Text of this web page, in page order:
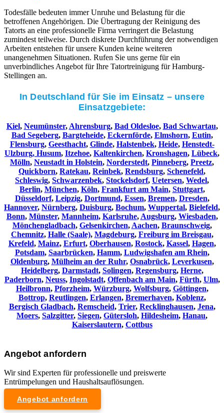
Todesfälle bedeuten immer Unruhe und Belastung für die
betroffenen Angehörigen. Die Übertragung der Reinigung des
Tatorts an eine professionelle Firma verringert die Belastung
zumindest teilweise. Durch diskrete Durchführung der notwendigen
Arbeiten entstehen für unsere Kunden keine weiteren
unangenehmen Situationen. Rufen Sie uns gerne für ein
unverbindliches Angebot für Ihre Tatortreinigung für Hamburg-
Stellingen an.
In Deutschland für Sie im Einsatz – unsere
Einsatzgebiete:
Kiel, Neumünster, Ahrensburg, Bad Oldesloe, Bad Schwartau,
Bad Segeberg, Bargteheide, Eckernförde, Elmshorn, Eutin,
Flensburg, Geesthacht, Glinde, Halstenbek, Heide, Henstedt-
Ulzburg, Husum, Itzehoe, Kaltenkirchen, Kronshagen, Lübeck,
Mölln, Neustadt in Holstein, Norderstedt, Pinneberg, Preetz,
Quickborn, Ratekau, Reinbek, Rendsburg, Schenefeld,
Schleswig, Schwarzenbek, Stockelsdorf, Uetersen, Wedel,
Berlin, München, Köln, Frankfurt am Main, Stuttgart,
Düsseldorf, Leipzig, Dortmund, Essen, Bremen, Dresden,
Hannover, Nürnberg, Duisburg, Bochum, Wuppertal, Bielefeld,
Bonn, Münster, Mannheim, Karlsruhe, Augsburg, Wiesbaden,
Mönchengladbach, Gelsenkirchen, Aachen, Braunschweig,
Chemnitz⁠, Halle (Saale), Magdeburg, Freiburg im Breisgau,
Krefeld, Mainz, Erfurt, Oberhausen, Rostock, Kassel, Hagen,
Potsdam, Saarbrücken, Hamm, Ludwigshafen am Rhein,
Oldenburg, Mülheim an der Ruhr, Osnabrück, Leverkusen,
Heidelberg, Darmstadt, Solingen, Regensburg, Herne,
Paderborn, Neuss, Ingolstadt, Offenbach am Main, Fürth, Ulm,
Heilbronn, Pforzheim, Würzburg, Wolfsburg, Göttingen,
Bottrop, Reutlingen, Erlangen, Bremerhaven, Koblenz,
Bergisch Gladbach, Remscheid, Trier, Recklinghausen, Jena,
Moers, Salzgitter, Siegen, Gütersloh, Hildesheim, Hanau,
Kaiserslautern, Cottbus
Angebot anfordern
Wir sind Experten für professionelle und preiswerte
Entrümpelungen und Haushaltsauflösungen.
Angebot anfordern